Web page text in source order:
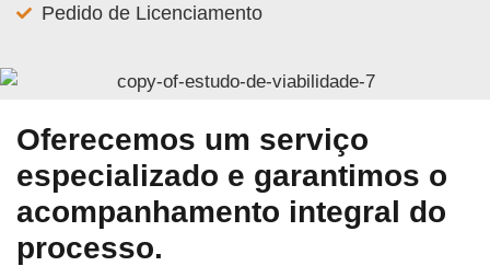
Pedido de Licenciamento
Oferecemos um serviço
especializado e garantimos o
acompanhamento integral do
processo.